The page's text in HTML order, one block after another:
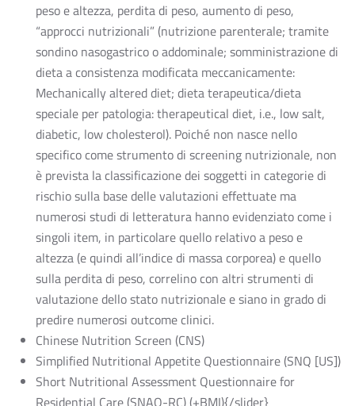
peso e altezza, perdita di peso, aumento di peso,
“approcci nutrizionali” (nutrizione parenterale; tramite
sondino nasogastrico o addominale; somministrazione di
dieta a consistenza modificata meccanicamente:
Mechanically altered diet; dieta terapeutica/dieta
speciale per patologia: therapeutical diet, i.e., low salt,
diabetic, low cholesterol). Poiché non nasce nello
specifico come strumento di screening nutrizionale, non
è prevista la classificazione dei soggetti in categorie di
rischio sulla base delle valutazioni effettuate ma
numerosi studi di letteratura hanno evidenziato come i
singoli item, in particolare quello relativo a peso e
altezza (e quindi all’indice di massa corporea) e quello
sulla perdita di peso, correlino con altri strumenti di
valutazione dello stato nutrizionale e siano in grado di
predire numerosi outcome clinici.
Chinese Nutrition Screen (CNS)
Simplified Nutritional Appetite Questionnaire (SNQ [US])
Short Nutritional Assessment Questionnaire for
Residential Care (SNAQ-RC) (+BMI){/slider}